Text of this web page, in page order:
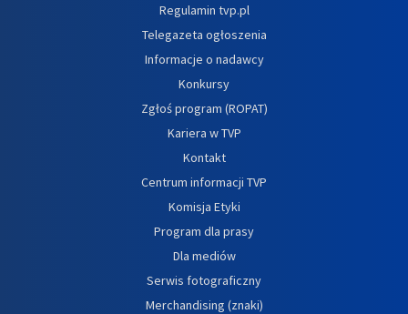
Regulamin tvp.pl
Telegazeta ogłoszenia
Informacje o nadawcy
Konkursy
Zgłoś program (ROPAT)
Kariera w TVP
Kontakt
Centrum informacji TVP
Komisja Etyki
Program dla prasy
Dla mediów
Serwis fotograficzny
Merchandising (znaki)